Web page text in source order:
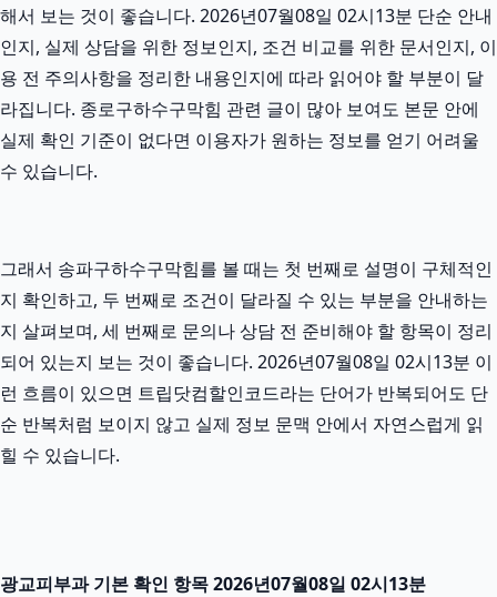
해서 보는 것이 좋습니다. 2026년07월08일 02시13분 단순 안내
인지, 실제 상담을 위한 정보인지, 조건 비교를 위한 문서인지, 이
용 전 주의사항을 정리한 내용인지에 따라 읽어야 할 부분이 달
라집니다. 종로구하수구막힘 관련 글이 많아 보여도 본문 안에
실제 확인 기준이 없다면 이용자가 원하는 정보를 얻기 어려울
수 있습니다.
그래서 송파구하수구막힘를 볼 때는 첫 번째로 설명이 구체적인
지 확인하고, 두 번째로 조건이 달라질 수 있는 부분을 안내하는
지 살펴보며, 세 번째로 문의나 상담 전 준비해야 할 항목이 정리
되어 있는지 보는 것이 좋습니다. 2026년07월08일 02시13분 이
런 흐름이 있으면 트립닷컴할인코드라는 단어가 반복되어도 단
순 반복처럼 보이지 않고 실제 정보 문맥 안에서 자연스럽게 읽
힐 수 있습니다.
광교피부과 기본 확인 항목 2026년07월08일 02시13분